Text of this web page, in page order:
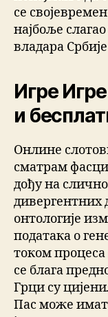
се
најбоље
владара
Игре
и
Онлине
сматрам
дођу на
дивергентних
онтологије
података о
током
се блага
Грци су
Пас може